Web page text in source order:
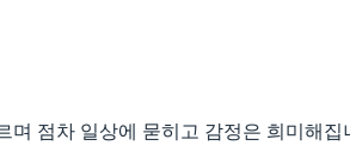
며 점차 일상에 묻히고 감정은 희미해